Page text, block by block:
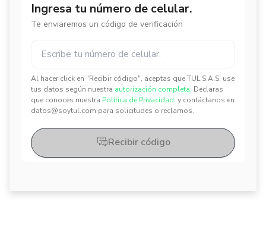
Ingresa tu número de celular.
Te enviaremos un código de verificación
Al hacer click en "Recibir código", aceptas que TUL S.A.S. use
tus datos según nuestra autorización completa. Declaras
que conoces nuestra Política de Privacidad. y contáctanos en
datos@soytul.com para solicitudes o reclamos.
✕
✕
Recibir código